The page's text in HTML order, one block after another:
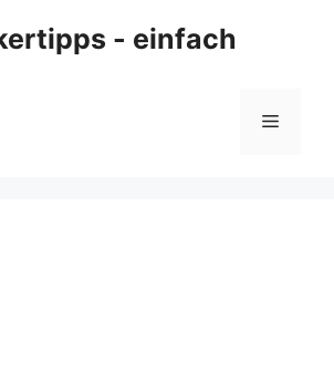
- einfach
Menü